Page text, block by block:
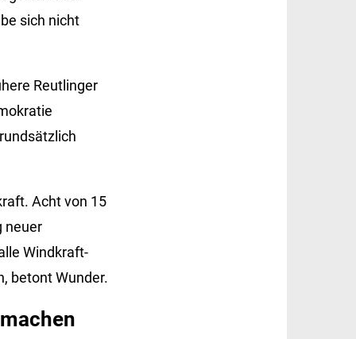
sich nicht
Reutlinger
Acht von 15
neuer
Windkraft-
betont Wunder.